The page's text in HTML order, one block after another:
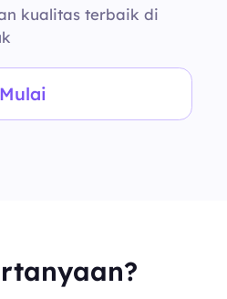
kualitas terbaik di
Mulai